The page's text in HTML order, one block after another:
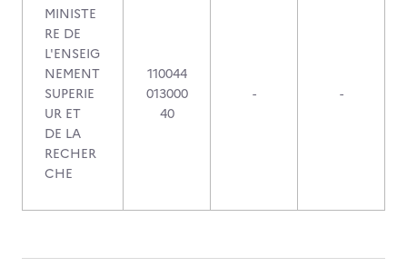
MINISTE
RE DE
L'ENSEIG
NEMENT
SUPERIE
UR ET
DE LA
RECHER
CHE
110044
013000
40
- -